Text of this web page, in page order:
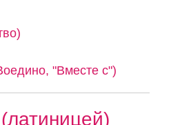
"Вместе с")